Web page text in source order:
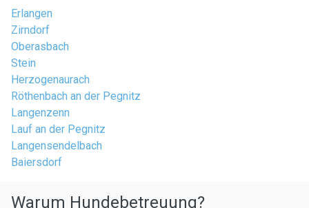
Erlangen
Zirndorf
Oberasbach
Stein
Herzogenaurach
Röthenbach an der Pegnitz
Langenzenn
Lauf an der Pegnitz
Langensendelbach
Baiersdorf
Warum Hundebetreuung?